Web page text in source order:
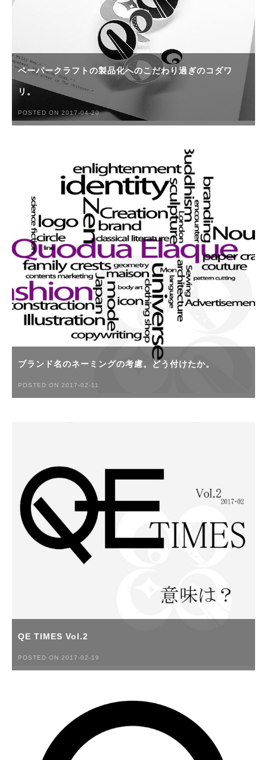
ペーパークラフトの製品化へのこだわり過ぎのコダワ
リ。
POSTED ON 2017-04-20
ブランド名のネーミングの考慮。どう付けたか。
POSTED ON 2017-02-11
QE TIMES Vol.2
POSTED ON 2017-02-19